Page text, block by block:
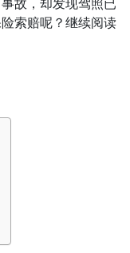
索赔呢？继续阅读